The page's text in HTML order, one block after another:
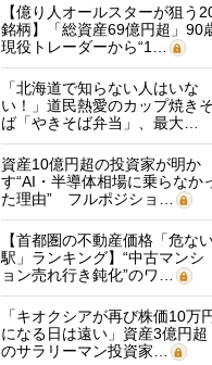
【億り人オールスターが狙う
銘柄】「総資産69億円超」90
現役トレーダーから“1…
「北海道で知らない人はいな
い！」道民熱愛のカップ焼きそ
ば「やきそば弁当」、最大…
資産10億円超の投資家が明か
す“AI・半導体相場に乗らなか
た理由” フルポジショ…
【首都圏の不動産価格「危な
駅」ランキング】“中古マンシ
ョン売れ行き鈍化”のワ…
「キオクシアが再び株価10万
になる日は遠い」資産3億円超
のサラリーマン投資家…